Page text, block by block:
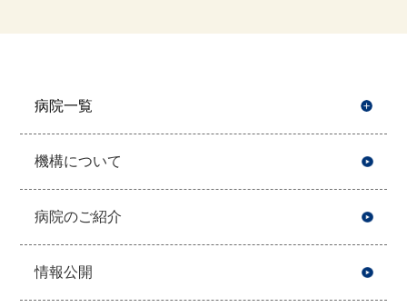
病院一覧
機構について
病院のご紹介
情報公開